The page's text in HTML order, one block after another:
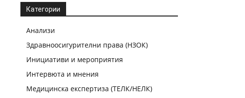
Категории
Анализи
Здравноосигурителни права (НЗОК)
Инициативи и мероприятия
Интервюта и мнения
Медицинска експертиза (ТЕЛК/НЕЛК)